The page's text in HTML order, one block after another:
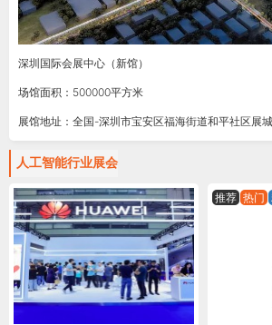
深圳国际会展中心（新馆）
场馆面积：500000平方米
展馆地址：全国-深圳市宝安区福海街道和平社区展
人工智能行业展会
推荐 热门